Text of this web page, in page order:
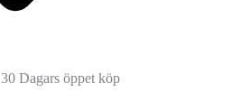
30 Dagars öppet köp